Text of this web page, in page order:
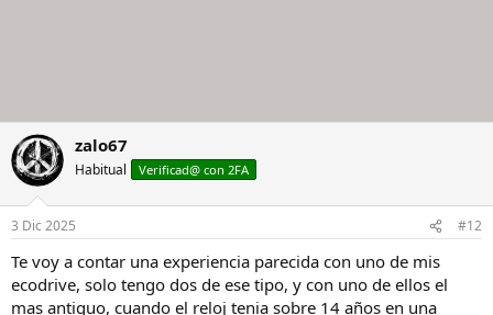
zalo67
Habitual Verificad@ con 2FA
3 Dic 2025 #12
Te voy a contar una experiencia parecida con uno de mis
ecodrive, solo tengo dos de ese tipo, y con uno de ellos el
mas antiguo, cuando el reloj tenia sobre 14 años en una